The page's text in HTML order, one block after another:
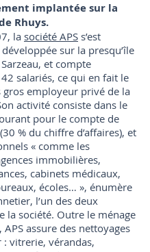
implantée sur la
Rhuys.
la société APS s’est
sur la presqu’île
et compte
salariés, ce qui en fait le
gros employeur privé de la
activité consiste dans le
pour le compte de
% du chiffre d’affaires), et
« comme les
immobilières,
cabinets médicaux,
écoles… », énumère
l’un des deux
la société. Outre le ménage
assure des nettoyages
: vitrerie, vérandas,